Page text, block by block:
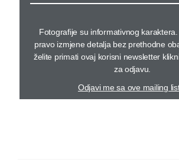
Fotografije su informativnog
pravo izmjene detalja bez prethodne
želite primati ovaj korisni newsletter
za odjavu.
Odjavi me sa ove mailing